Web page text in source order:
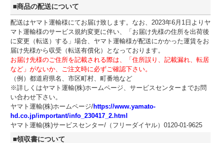
■商品の配送について
配送はヤマト運輸様にてお届け致します。なお、2023年6月1日よりヤ
マト運輸様のサービス規約変更に伴い、「お届け先様の住所を出荷後
に変更（転送）する」場合、ヤマト運輸様が配送にかかった運賃をお
届け先様から収受（転送有償化）となっております。
お届け先様のご住所を記載される際は、「住所誤り、記載漏れ、転居
など」がないか、ご注文時に必ずご確認下さい。
（例）都道府県名、市区町村、町番地など
※詳しくはヤマト運輸(株)ホームページ、サービスセンターまでお問
い合わせ下さい。
ヤマト運輸(株)ホームページ/https://www.yamato-
hd.co.jp/important/info_230417_2.html
ヤマト運輸(株)サービスセンター/（フリーダイヤル）0120-01-9625
■領収書について